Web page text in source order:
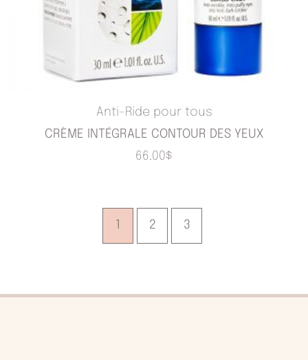
Anti-Ride pour tous
CRÈME INTÉGRALE CONTOUR DES YEUX
66.00$
1 2 3